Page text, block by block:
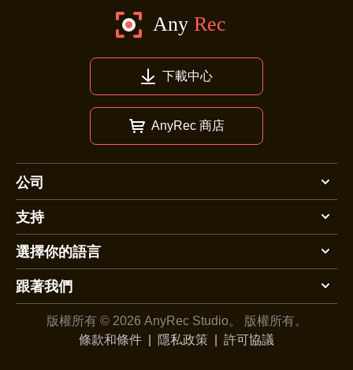
下載中心
AnyRec 商店
公司
支持
選擇你的語言
跟著我們
版權所有 © 2026 AnyRec Studio。
版權所有。
條款和條件
隱私政策 許可協議